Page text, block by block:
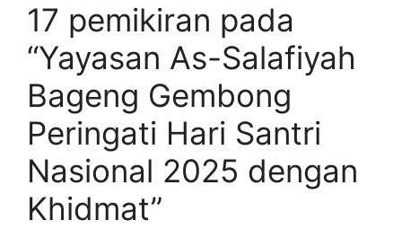
17 pemikiran pada
“Yayasan As-Salafiyah
Bageng Gembong
Peringati Hari Santri
Nasional 2025 dengan
Khidmat”